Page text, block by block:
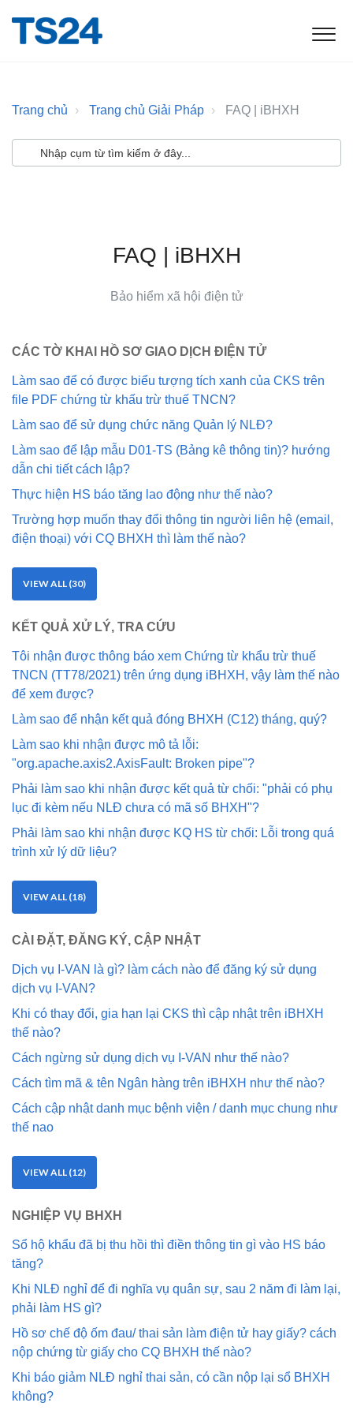
Trang chủ Trang chủ Giải Pháp FAQ | iBHXH
FAQ | iBHXH
Bảo hiểm xã hội điện tử
CÁC TỜ KHAI HỒ SƠ GIAO DỊCH ĐIỆN TỬ
Làm sao để có được biểu tượng tích xanh của CKS trên
file PDF chứng từ khấu trừ thuế TNCN?
Làm sao để sử dụng chức năng Quản lý NLĐ?
Làm sao để lập mẫu D01-TS (Bảng kê thông tin)? hướng
dẫn chi tiết cách lập?
Thực hiện HS báo tăng lao động như thế nào?
Trường hợp muốn thay đổi thông tin người liên hệ (email,
điện thoại) với CQ BHXH thì làm thế nào?
VIEW ALL (30)
KẾT QUẢ XỬ LÝ, TRA CỨU
Tôi nhận được thông báo xem Chứng từ khẩu trừ thuế
TNCN (TT78/2021) trên ứng dụng iBHXH, vậy làm thế nào
để xem được?
Làm sao để nhận kết quả đóng BHXH (C12) tháng, quý?
Làm sao khi nhận được mô tả lỗi:
"org.apache.axis2.AxisFault: Broken pipe"?
Phải làm sao khi nhận được kết quả từ chối: "phải có phụ
lục đi kèm nếu NLĐ chưa có mã số BHXH"?
Phải làm sao khi nhận được KQ HS từ chối: Lỗi trong quá
trình xử lý dữ liệu?
VIEW ALL (18)
CÀI ĐẶT, ĐĂNG KÝ, CẬP NHẬT
Dịch vụ I-VAN là gì? làm cách nào để đăng ký sử dụng
dịch vụ I-VAN?
Khi có thay đổi, gia hạn lại CKS thì cập nhật trên iBHXH
thế nào?
Cách ngừng sử dụng dịch vụ I-VAN như thế nào?
Cách tìm mã & tên Ngân hàng trên iBHXH như thế nào?
Cách cập nhật danh mục bệnh viện / danh mục chung như
thế nao
VIEW ALL (12)
NGHIỆP VỤ BHXH
Sổ hộ khẩu đã bị thu hồi thì điền thông tin gì vào HS báo
tăng?
Khi NLĐ nghỉ để đi nghĩa vụ quân sự, sau 2 năm đi làm lại,
phải làm HS gì?
Hồ sơ chế độ ốm đau/ thai sản làm điện tử hay giấy? cách
nộp chứng từ giấy cho CQ BHXH thế nào?
Khi báo giảm NLĐ nghỉ thai sản, có cần nộp lại sổ BHXH
không?